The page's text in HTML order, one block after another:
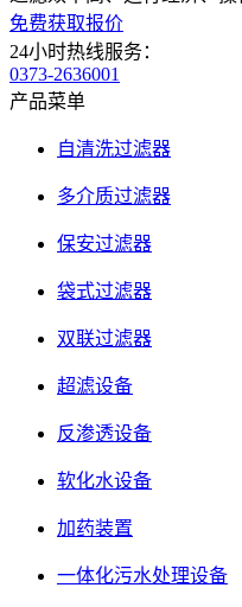
免费获取报价
24小时热线服务：
0373-2636001
产品菜单
自清洗过滤器
多介质过滤器
保安过滤器
袋式过滤器
双联过滤器
超滤设备
反渗透设备
软化水设备
加药装置
一体化污水处理设备